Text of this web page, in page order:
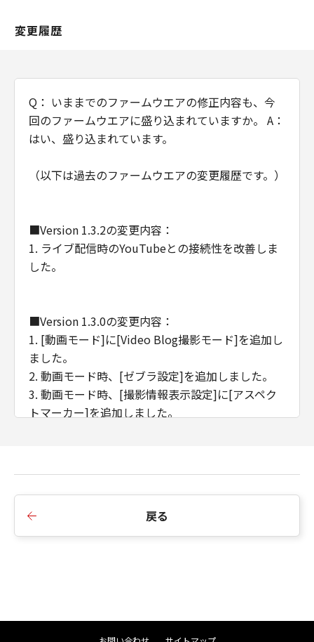
は、「本契約」中で定義される「許諾ソフ
トウェア」を意味し、指し示すものとしま
「本契約」のいずれかの条項またはその一
部が法律により無効であると決定された場
合でも、その他の条項は完全に有効に存続
変更履歴
Q： いままでのファームウエアの修正内容も、今
回のファームウエアに盛り込まれていますか。 A：
はい、盛り込まれています。
（以下は過去のファームウエアの変更履歴です。）
■Version 1.3.2の変更内容：
1. ライブ配信時のYouTubeとの接続性を改善しま
した。
■Version 1.3.0の変更内容：
1. [動画モード]に[Video Blog撮影モード]を追加し
ました。
2. 動画モード時、[ゼブラ設定]を追加しました。
3. 動画モード時、[撮影情報表示設定]に[アスペク
トマーカー]を追加しました。
■Version 1.2.0の変更内容：
戻る